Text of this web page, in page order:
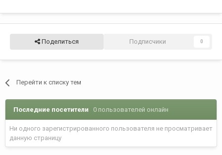
Поделиться Подписчики 0
Перейти к списку тем
Последние посетители 0 пользователей онлайн
Ни одного зарегистрированного пользователя не просматривает
данную страницу